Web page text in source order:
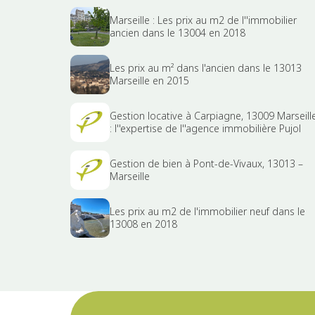
Marseille : Les prix au m2 de l''immobilier
ancien dans le 13004 en 2018
Les prix au m² dans l'ancien dans le 13013
Marseille en 2015
Gestion locative à Carpiagne, 13009
: l''expertise de l''agence immobilière Pujol
Gestion de bien à Pont-de-Vivaux, 13013 –
Marseille
Les prix au m2 de l'immobilier neuf dans le
13008 en 2018